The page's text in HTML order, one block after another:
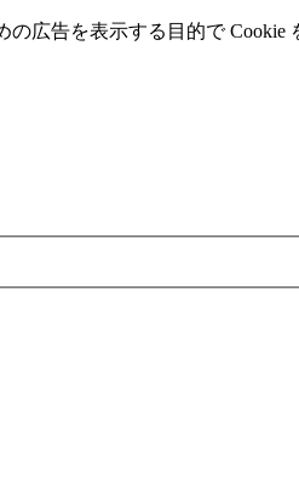
広告を表⽰する⽬的で Cookie